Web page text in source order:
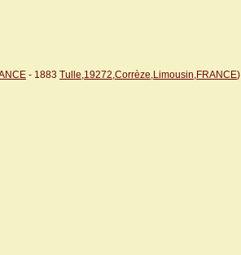
- 1883 Tulle,19272,Corrèze,Limousin,FRANCE)